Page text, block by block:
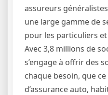
assureurs
une large gamme de
pour les particuliers
Avec 3,8 millions de
s’engage à offrir des
chaque besoin, que
d’assurance auto,